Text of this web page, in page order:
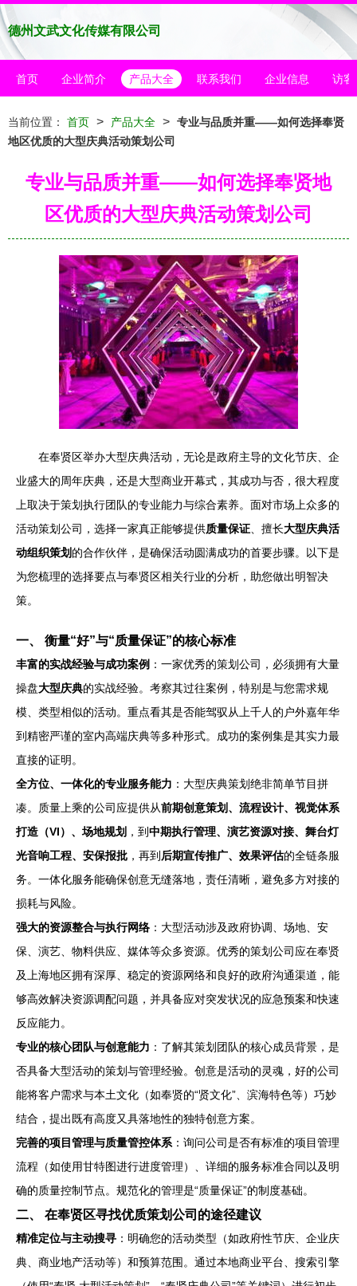
德州文武文化传媒有限公司
首页 企业简介 产品大全 联系我们 企业信息 访客
当前位置： 首页 > 产品大全 > 专业与品质并重——如何选择奉贤
地区优质的大型庆典活动策划公司
专业与品质并重——如何选择奉贤地
区优质的大型庆典活动策划公司
在奉贤区举办大型庆典活动，无论是政府主导的文化节庆、企
业盛大的周年庆典，还是大型商业开幕式，其成功与否，很大程度
上取决于策划执行团队的专业能力与综合素养。面对市场上众多的
活动策划公司，选择一家真正能够提供质量保证 、擅长大型庆典活
动组织策划 的合作伙伴，是确保活动圆满成功的首要步骤。以下是
为您梳理的选择要点与奉贤区相关行业的分析，助您做出明智决
策。
一、 衡量“好”与“质量保证”的核心标准
丰富的实战经验与成功案例 ：一家优秀的策划公司，必须拥有大量
操盘大型庆典的实战经验。考察其过往案例，特别是与您需求规
模、类型相似的活动。重点看其是否能驾驭从上千人的户外嘉年华
到精密严谨的室内高端庆典等多种形式。成功的案例集是其实力最
直接的证明。
全方位、一体化的专业服务能力 ：大型庆典策划绝非简单节目拼
凑。质量上乘的公司应提供从前期创意策划、流程设计、视觉体系
打造（VI）、场地规划 ，到中期执行管理、演艺资源对接、舞台灯
光音响工程、安保报批 ，再到 后期宣传推广、效果评估的全链条服
务。一体化服务能确保创意无缝落地，责任清晰，避免多方对接的
损耗与风险。
强大的资源整合与执行网络 ：大型活动涉及政府协调、场地、安
保、演艺、物料供应、媒体等众多资源。优秀的策划公司应在奉贤
及上海地区拥有深厚、稳定的资源网络和良好的政府沟通渠道，能
够高效解决资源调配问题，并具备应对突发状况的应急预案和快速
反应能力。
专业的核心团队与创意能力 ：了解其策划团队的核心成员背景，是
否具备大型活动的策划与管理经验。创意是活动的灵魂，好的公司
能将客户需求与本土文化（如奉贤的“贤文化”、滨海特色等）巧妙
结合，提出既有高度又具落地性的独特创意方案。
完善的项目管理与质量管控体系 ：询问公司是否有标准的项目管理
流程（如使用甘特图进行进度管理）、详细的服务标准合同以及明
确的质量控制节点。规范化的管理是“质量保证”的制度基础。
二、 在奉贤区寻找优质策划公司的途径建议
精准定位与主动搜寻 ：明确您的活动类型（如政府性节庆、企业庆
典、商业地产活动等）和预算范围。通过本地商业平台、搜索引擎